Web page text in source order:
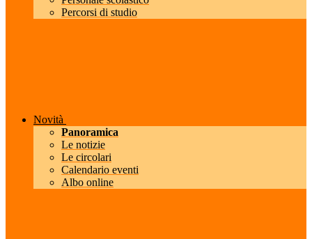
Percorsi di studio
Novità
Panoramica
Le notizie
Le circolari
Calendario eventi
Albo online